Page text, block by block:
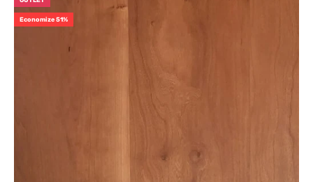
Economize 51%